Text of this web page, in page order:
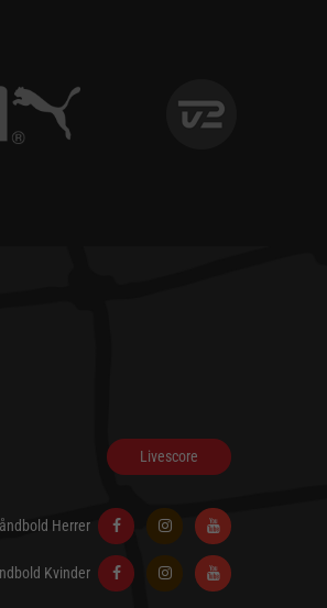
Livescore
Herrer
Kvinder